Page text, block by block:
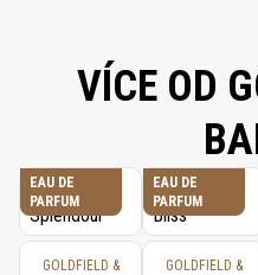
VÍCE OD
EAU DE
PARFUM
GOLDFIELD &
EAU DE
PARFUM
GOLDFIELD &